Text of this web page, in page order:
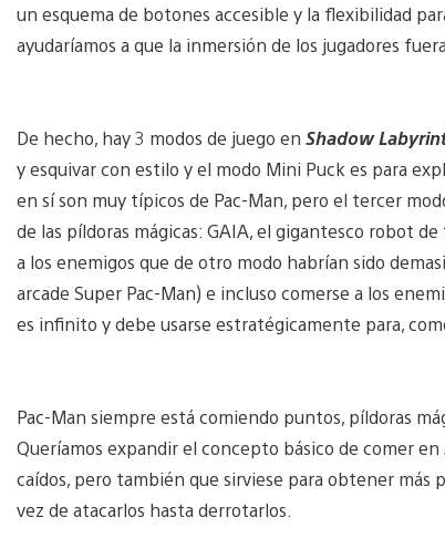
un esquema de botones accesible y la flexibilidad
ayudaríamos a que la inmersión de los jugadores
De hecho, hay 3 modos de juego en Shadow
y esquivar con estilo y el modo Mini Puck es para
en sí son muy típicos de Pac-Man, pero el tercer
de las píldoras mágicas: GAIA, el gigantesco robot
a los enemigos que de otro modo habrían sido
arcade Super Pac-Man) e incluso comerse a los
es infinito y debe usarse estratégicamente para,
Pac-Man siempre está comiendo puntos, píldoras
Queríamos expandir el concepto básico de comer en
caídos, pero también que sirviese para obtener más
vez de atacarlos hasta derrotarlos.